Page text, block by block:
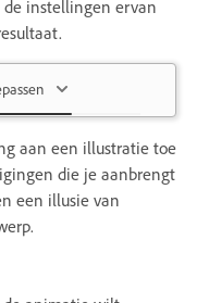
instellingen ervan
aan een illustratie toe
die je aanbrengt
een illusie van